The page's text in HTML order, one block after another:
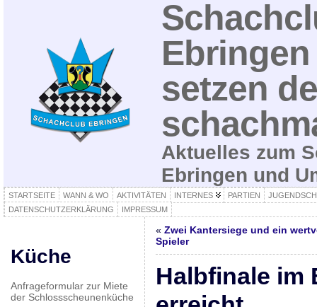
setzen
Aktuelles zum
Ebringen und
STARTSEITE WANN & WO AKTIVITÄTEN INTERNES PARTIEN
DATENSCHUTZERKLÄRUNG
IMPRESSUM
Küche
Anfrageformular zur Miete
der Schlossscheunenküche
« Zwei Kantersiege und ein
Spieler
Halbfinale im